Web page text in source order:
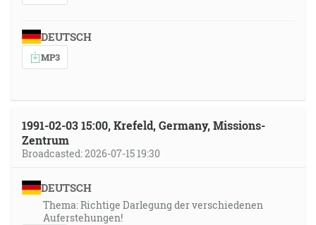
DEUTSCH
MP3
1991-02-03 15:00, Krefeld, Germany, Missions-
Zentrum
Broadcasted: 2026-07-15 19:30
DEUTSCH
Thema: Richtige Darlegung der verschiedenen
Auferstehungen!